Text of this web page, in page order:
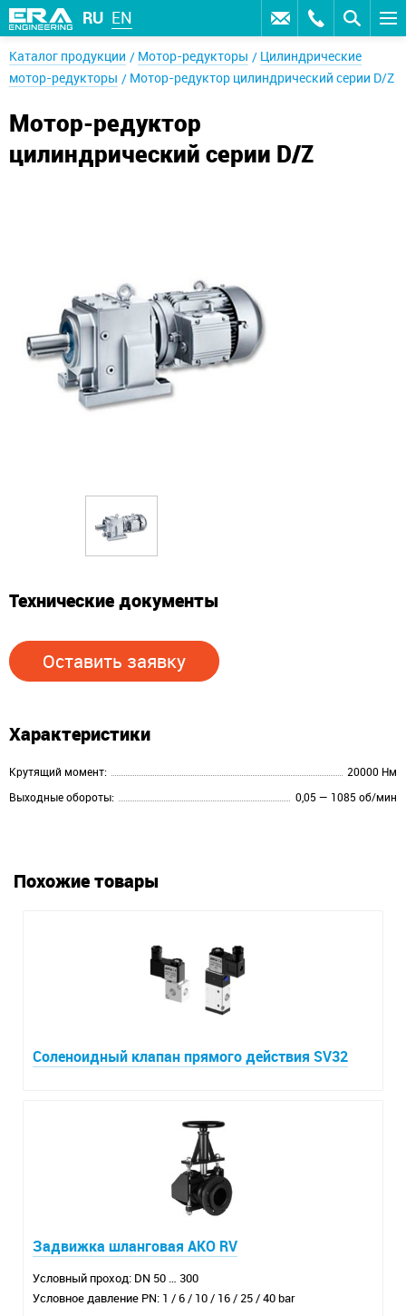
RU EN
Каталог продукции Мотор-редукторы
Цилиндрические
мотор-редукторы
Мотор-редуктор цилиндрический серии D/Z
Мотор-редуктор
цилиндрический серии D/Z
Технические документы
Оставить заявку
Характеристики
Крутящий момент:
20000 Нм
Выходные обороты:
0,05 — 1085 об/мин
Похожие товары
Соленоидный клапан прямого действия SV32
Задвижка шланговая AKO RV
Условный проход: DN 50 … 300
Условное давление PN: 1 / 6 / 10 / 16 / 25 / 40 bar